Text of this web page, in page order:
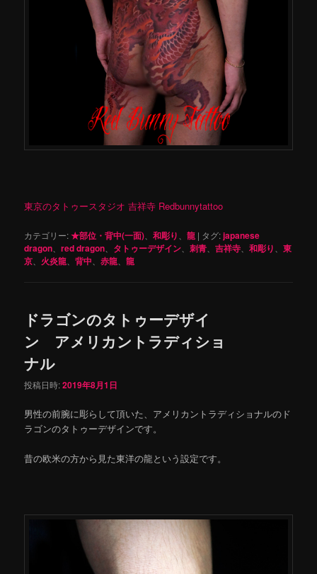
東京のタトゥースタジオ 吉祥寺 Redbunnytattoo
カテゴリー:★部位・背中(一面) 、和彫り 、龍 | タグ:japanese
dragon 、red dragon タトゥーデザイン 、刺青 、吉祥寺 、和彫り 、東
京
火炎龍 、背中 、赤龍 、龍
ドラゴンのタトゥーデザイ
ン アメリカントラディショ
ナル
投稿日時:2019年8月1日
男性の前腕に彫らして頂いた、アメリカントラディショナルのド
ラゴンのタトゥーデザインです。
昔の欧米の方から見た東洋の龍という設定です。